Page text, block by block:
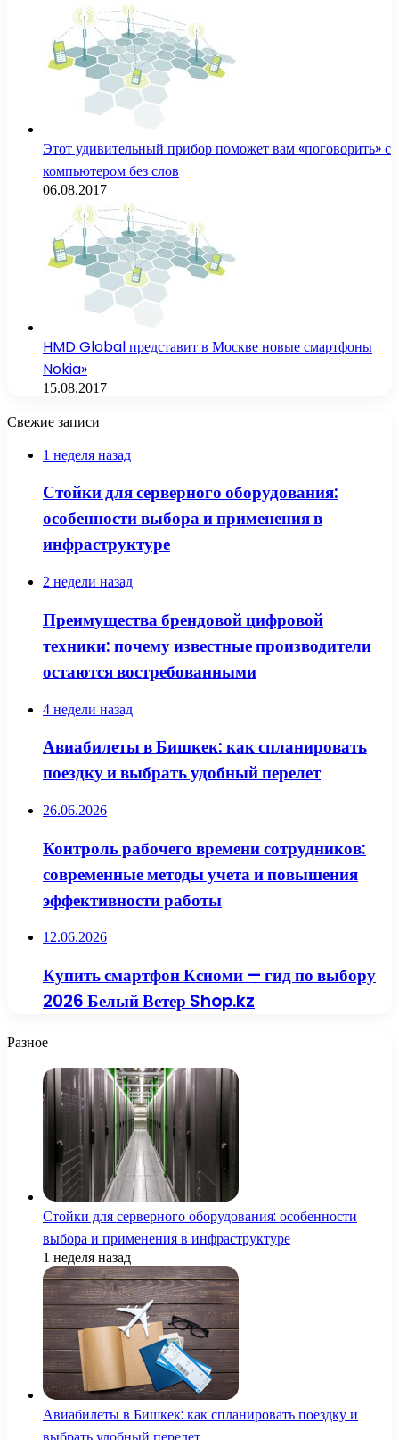
Этот удивительный прибор поможет вам «поговорить» с
компьютером без слов
06.08.2017
HMD Global представит в Москве новые смартфоны
Nokia»
15.08.2017
Свежие записи
1 неделя назад
Стойки для серверного оборудования:
особенности выбора и применения в
инфраструктуре
2 недели назад
Преимущества брендовой цифровой
техники: почему известные производители
остаются востребованными
4 недели назад
Авиабилеты в Бишкек: как спланировать
поездку и выбрать удобный перелет
26.06.2026
Контроль рабочего времени сотрудников:
современные методы учета и повышения
эффективности работы
12.06.2026
Купить смартфон Ксиоми — гид по выбору
2026 Белый Ветер Shop.kz
Разное
Стойки для серверного оборудования: особенности
выбора и применения в инфраструктуре
1 неделя назад
Авиабилеты в Бишкек: как спланировать поездку и